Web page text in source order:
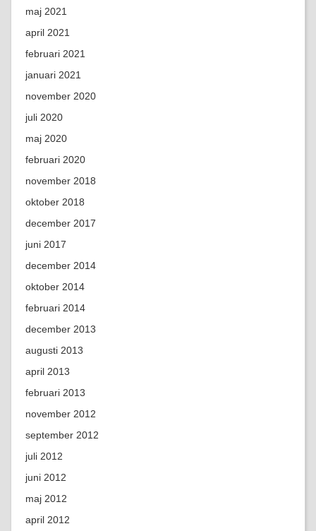
maj 2021
april 2021
februari 2021
januari 2021
november 2020
juli 2020
maj 2020
februari 2020
november 2018
oktober 2018
december 2017
juni 2017
december 2014
oktober 2014
februari 2014
december 2013
augusti 2013
april 2013
februari 2013
november 2012
september 2012
juli 2012
juni 2012
maj 2012
april 2012